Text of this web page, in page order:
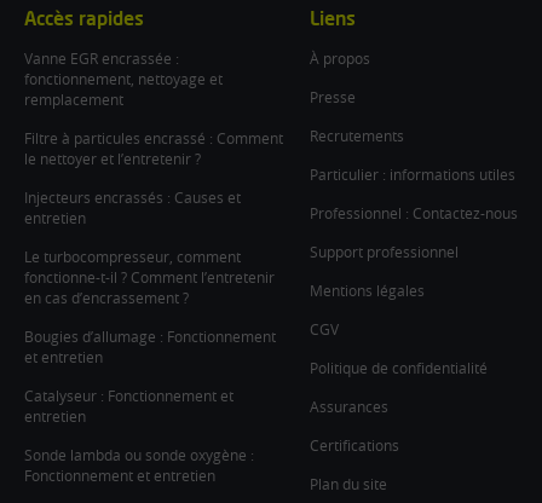
Accès rapides
Vanne EGR encrassée :
fonctionnement, nettoyage et
remplacement
Filtre à particules encrassé : Comment
le nettoyer et l’entretenir ?
Injecteurs encrassés : Causes et
entretien
Le turbocompresseur, comment
fonctionne-t-il ? Comment l’entretenir
en cas d’encrassement ?
Bougies d’allumage : Fonctionnement
et entretien
Catalyseur : Fonctionnement et
entretien
Sonde lambda ou sonde oxygène :
Fonctionnement et entretien
Liens
À propos
Presse
Recrutements
Particulier : informations utiles
Professionnel : Contactez-nous
Support professionnel
Mentions légales
CGV
Politique de confidentialité
Assurances
Certifications
Plan du site